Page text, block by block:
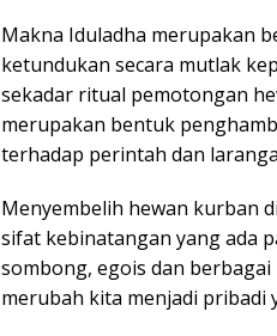
Makna Iduladha merupakan
ketundukan secara mutlak
sekadar ritual pemotongan
merupakan bentuk
terhadap perintah dan
Menyembelih hewan kurban
sifat kebinatangan yang ada
sombong, egois dan
merubah kita menjadi pribadi